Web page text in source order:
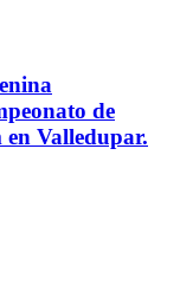
de
en Valledupar.